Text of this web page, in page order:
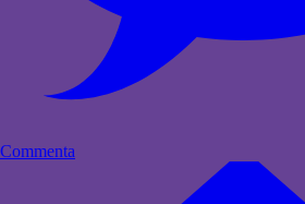
Commenta